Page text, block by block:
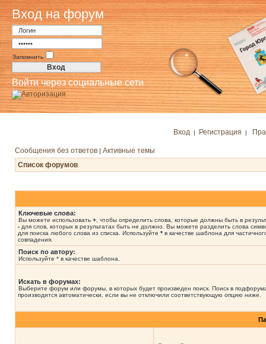
Вход на форум
Запомнить
Войти через социальные сети
Вход | Регистрация |
Сообщения без ответов | Активные темы
Список форумов
Ключевые слова:
Вы можете использовать + , чтобы определить слова, которые должны быть в
- для слов, которых в результатах быть не должно. Вы можете разделить слова
для поиска любого слова из списка. Используйте * в качестве шаблона для
совпадения.
Поиск по автору:
Используйте * в качестве шаблона.
Искать в форумах:
Выберите форум или форумы, в которых будет произведен поиск. Поиск в
производится автоматически, если вы не отключили соответствующую опцию ниже.